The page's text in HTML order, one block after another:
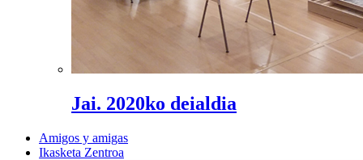
Jai. 2020ko deialdia
Amigos y amigas
Ikasketa Zentroa